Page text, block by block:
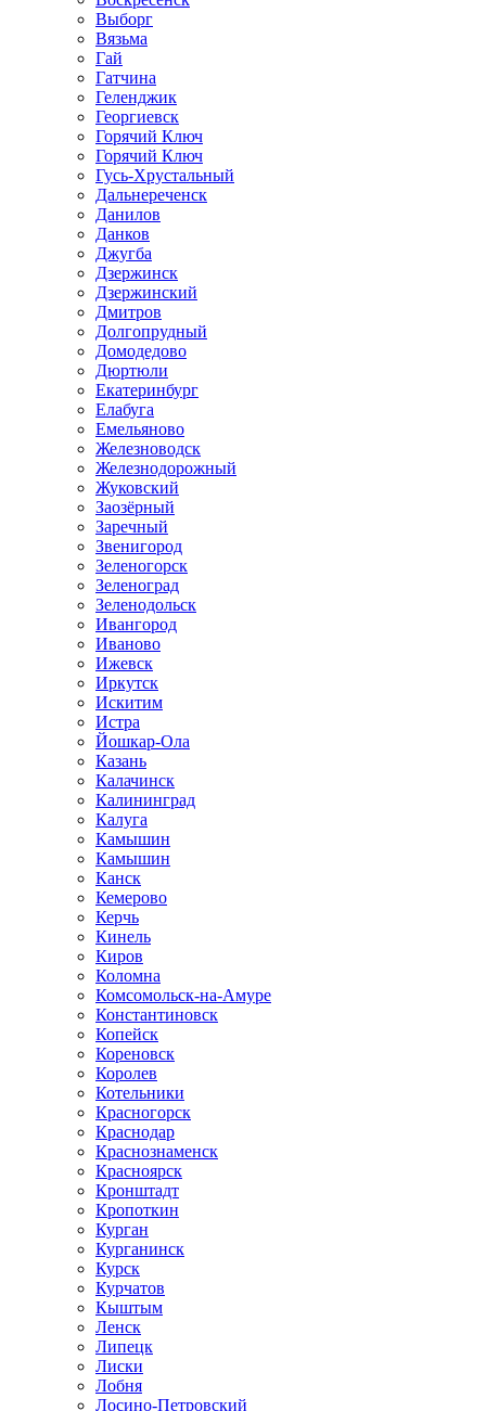
Выборг
Вязьма
Гай
Гатчина
Геленджик
Георгиевск
Горячий Ключ
Горячий Ключ
Гусь-Хрустальный
Дальнереченск
Данилов
Данков
Джугба
Дзержинск
Дзержинский
Дмитров
Долгопрудный
Домодедово
Дюртюли
Екатеринбург
Елабуга
Емельяново
Железноводск
Железнодорожный
Жуковский
Заозёрный
Заречный
Звенигород
Зеленогорск
Зеленоград
Зеленодольск
Ивангород
Иваново
Ижевск
Иркутск
Искитим
Истра
Йошкар-Ола
Казань
Калачинск
Калининград
Калуга
Камышин
Камышин
Канск
Кемерово
Керчь
Кинель
Киров
Коломна
Комсомольск-на-Амуре
Константиновск
Копейск
Кореновск
Королев
Котельники
Красногорск
Краснодар
Краснознаменск
Красноярск
Кронштадт
Кропоткин
Курган
Курганинск
Курск
Курчатов
Кыштым
Ленск
Липецк
Лиски
Лобня
Лосино-Петровский